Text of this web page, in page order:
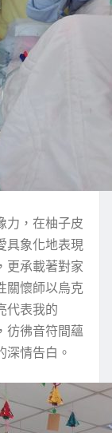
力，在柚子皮
具象化地表現
更承載著對家
關懷師以烏克
代表我的
彷彿音符間蘊
情告白。